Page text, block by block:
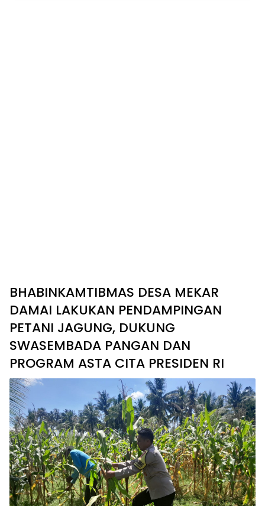
BHABINKAMTIBMAS DESA MEKAR
DAMAI LAKUKAN PENDAMPINGAN
PETANI JAGUNG, DUKUNG
SWASEMBADA PANGAN DAN
PROGRAM ASTA CITA PRESIDEN RI